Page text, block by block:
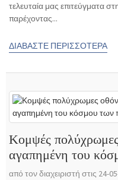
τελευταία μας επιτεύγματα
παρέχοντας...
ΔΙΑΒΆΣΤΕ ΠΕΡΙΣΣΌΤΕΡΑ
Κομψές
αγαπημένη του
από τον διαχειριστή στις 24-